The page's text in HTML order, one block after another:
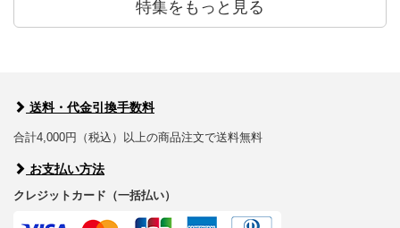
特集をもっと見る
送料・代金引換手数料
合計4,000円（税込）以上の商品注文で送料無料
お支払い方法
クレジットカード（一括払い）